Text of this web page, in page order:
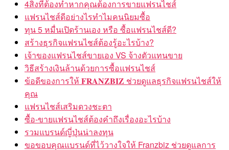
4สิ่งที่ต้องทำหากคุณต้องการขายแฟรนไชส์
แฟรนไชส์ดีอย่างไรทำไมคนนิยมซื้อ
ทุน 5 หมื่นเปิดร้านเอง หรือ ซื้อแฟรนไชส์ดี?
สร้างธุรกิจแฟรนไชส์ต้องรู้อะไรบ้าง?
เจ้าของแฟรนไชส์ขายเอง VS จ้างตัวแทนขาย
วิธีสร้างเงินล้านด้วยการซื้อแฟรนไชส์
ข้อดีของการให้ 𝐅𝐑𝐀𝐍𝐙𝐁𝐈𝐙 ช่วยดูแลธุรกิจแฟรนไชส์ให้
คุณ
แฟรนไชส์เสริมดวงชะตา
ซื้อ-ขายแฟรนไชส์ต้องคำถึงเรื่องอะไรบ้าง
รวมแบรนด์ญี่ปุ่นน่าลงทุน
ขอขอบคุณแบรนด์ที่ไว้วางใจให้ Franzbiz ช่วยดูแลการ